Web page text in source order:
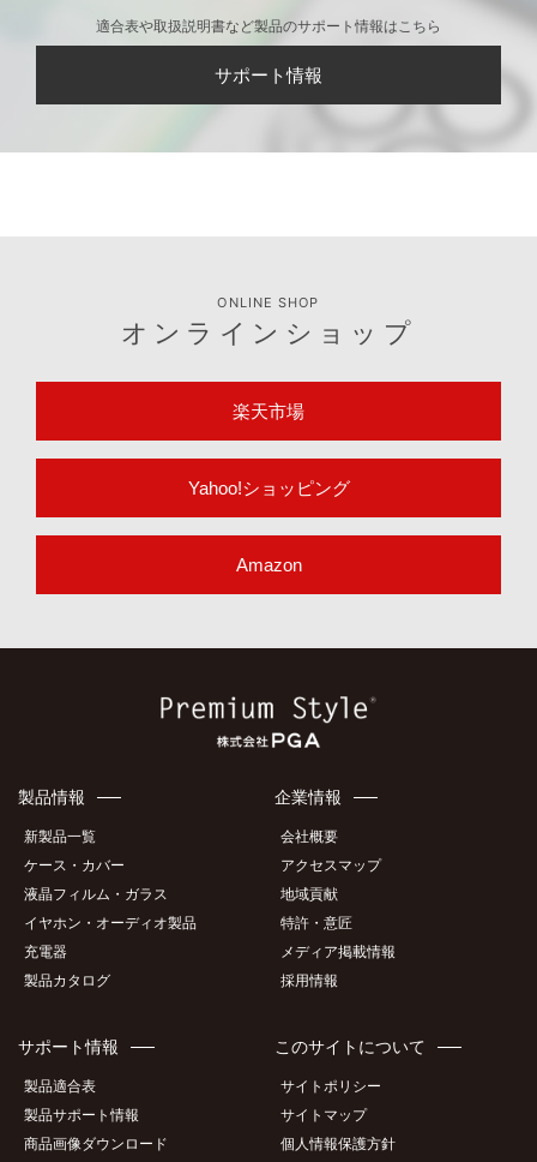
適合表や取扱説明書など製品のサポート情報はこちら
サポート情報
ONLINE SHOP
オンラインショップ
楽天市場
Yahoo!ショッピング
Amazon
製品情報
新製品一覧
ケース・カバー
液晶フィルム・ガラス
イヤホン・オーディオ製品
充電器
製品カタログ
企業情報
会社概要
アクセスマップ
地域貢献
特許・意匠
メディア掲載情報
採用情報
サポート情報
製品適合表
製品サポート情報
商品画像ダウンロード
このサイトについて
サイトポリシー
サイトマップ
個人情報保護方針